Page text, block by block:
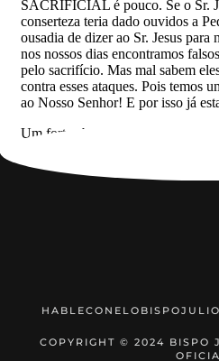
COPYRIGHT © 2024 BISPO